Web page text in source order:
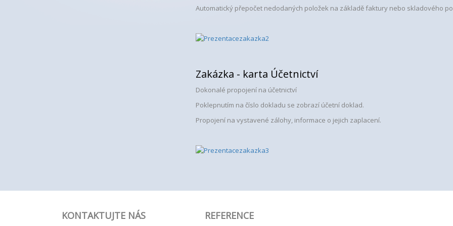
Automatický přepočet nedodaných položek na základě faktury nebo skladového
Zakázka - karta Účetnictví
Dokonalé propojení na účetnictví
Poklepnutím na číslo dokladu se zobrazí účetní doklad.
Propojení na vystavené zálohy, informace o jejich zaplacení.
KONTAKTUJTE NÁS REFERENCE